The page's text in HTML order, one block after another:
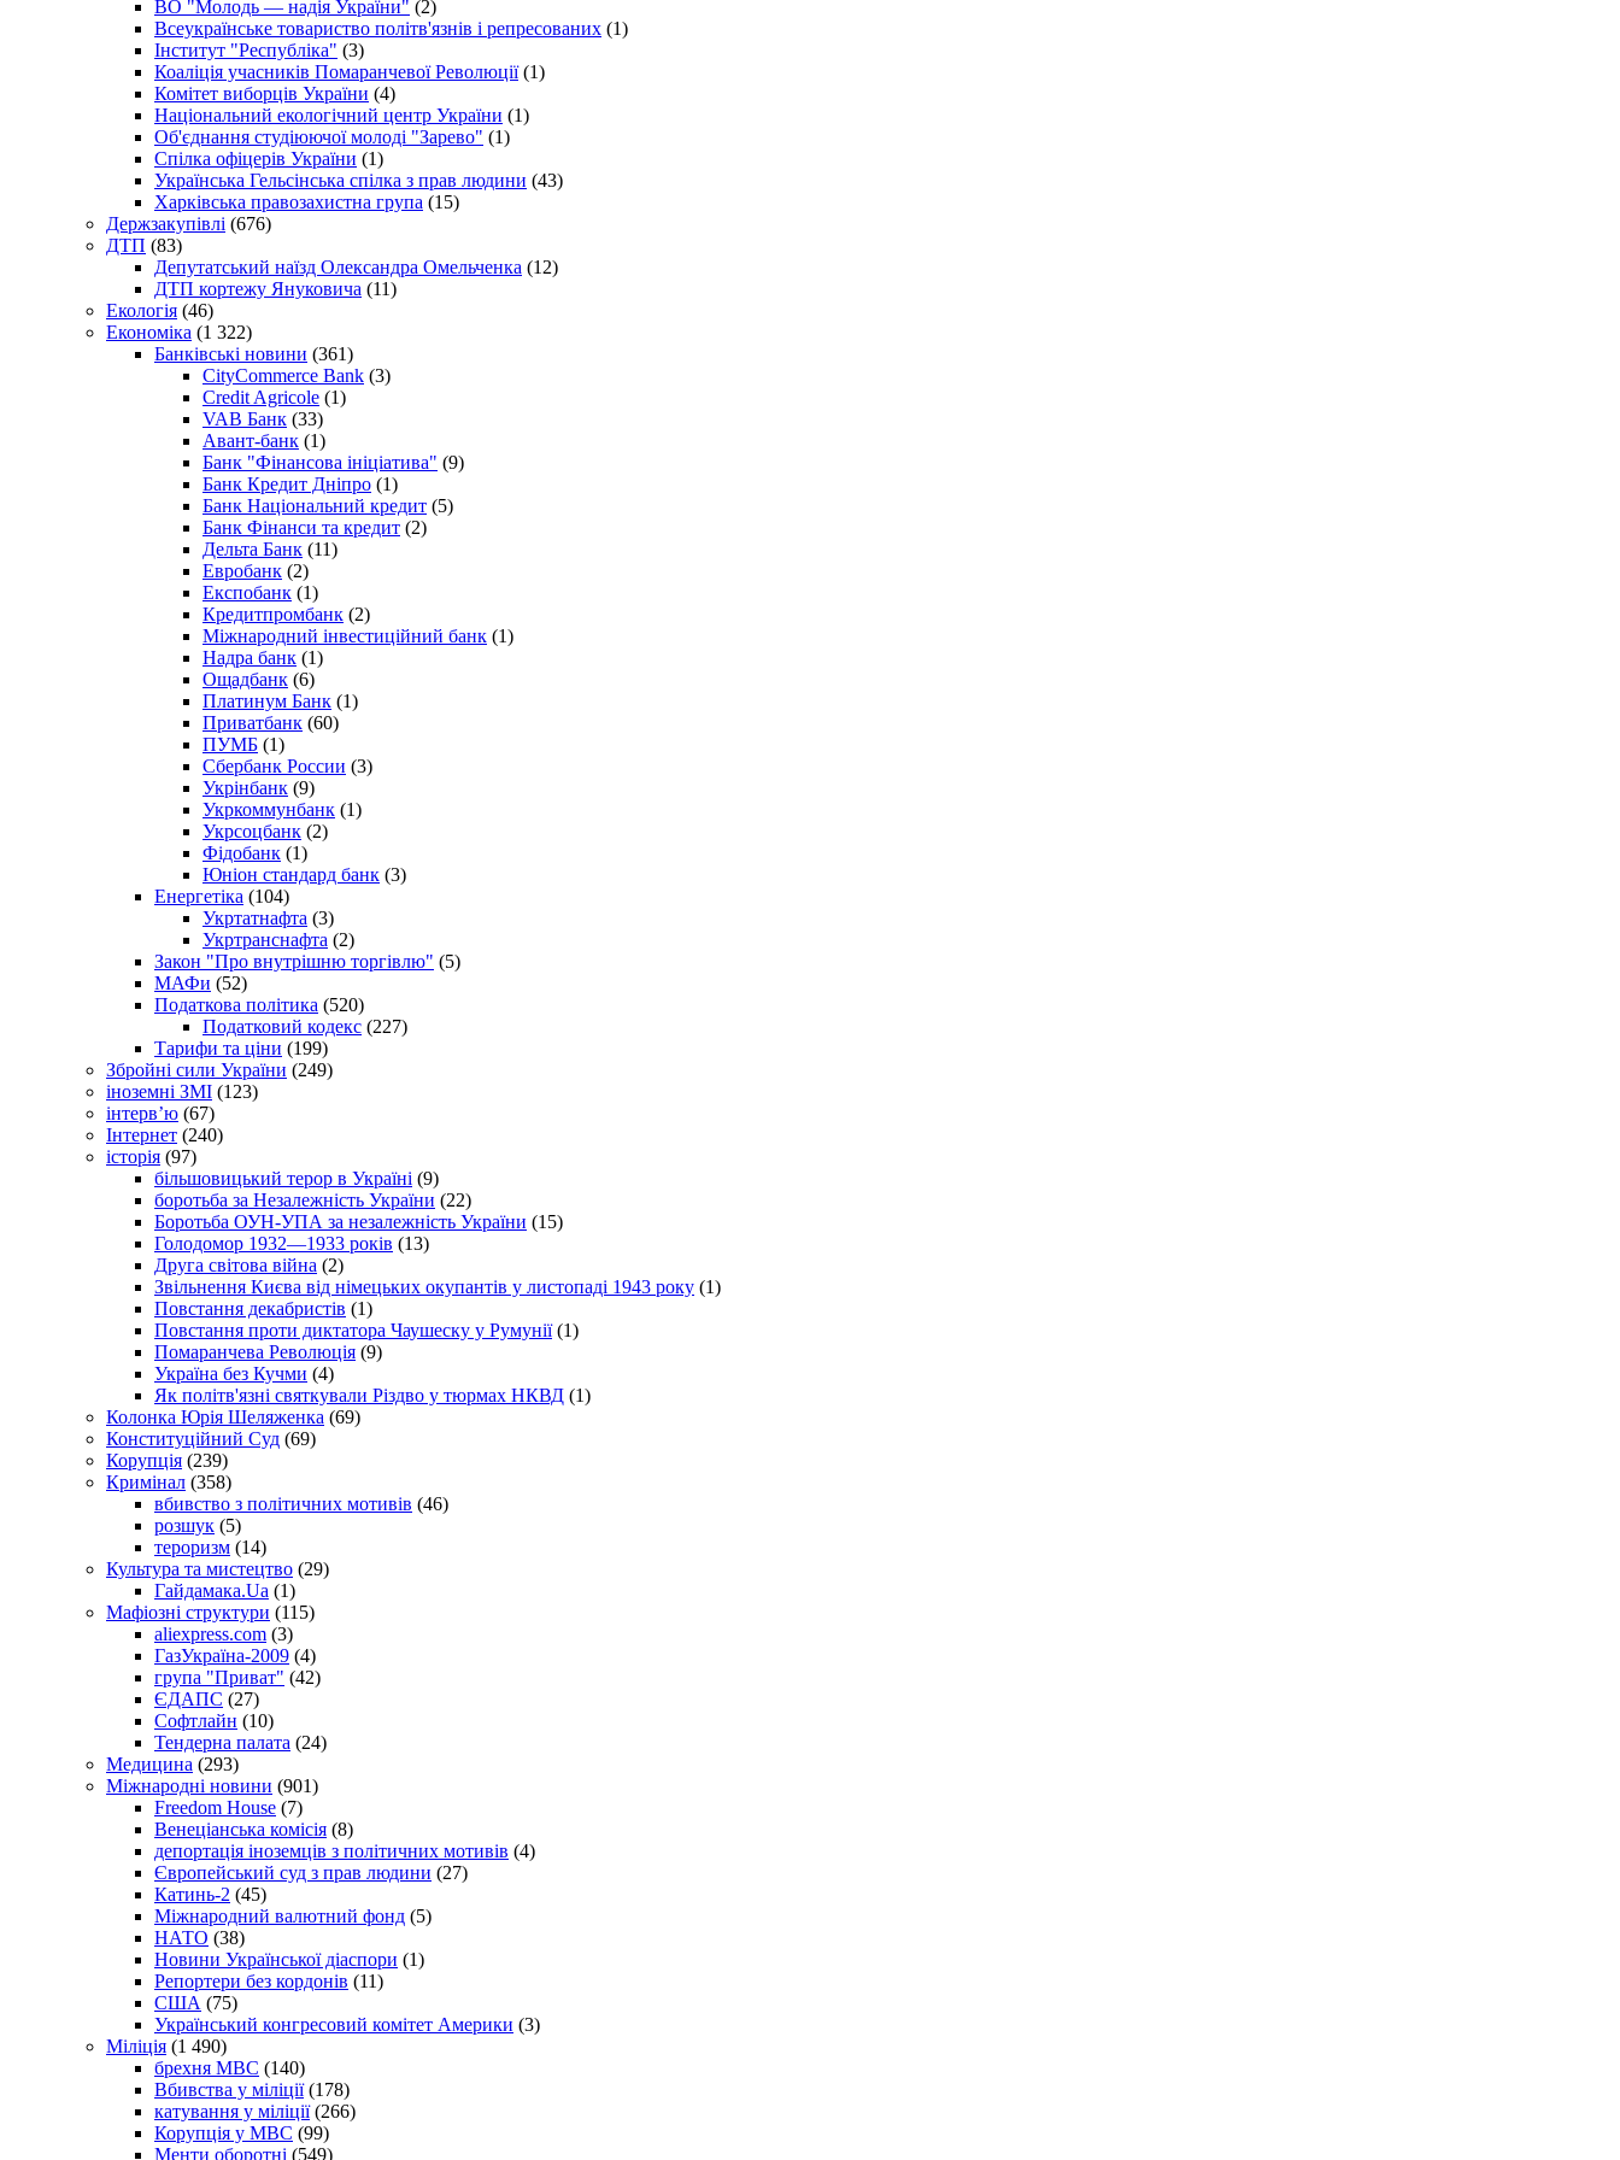
ВО "Молодь — надія України" (2)
Всеукраїнське товариство політв'язнів і репресованих (1)
Інститут "Республіка" (3)
Коаліція учасників Помаранчевої Революції(1)
Комітет виборців України (4)
Національний екологічний центр України (1)
Об'єднання студіюючої молоді "Зарево" (1)
Спілка офіцерів України (1)
Українська Гельсінська спілка з прав людини (43)
Харківська правозахистна група (15)
Держзакупівлі (676)
ДТП (83)
Депутатський наїзд Олександра Омельченка (12)
ДТП кортежу Януковича (11)
Екологія (46)
Економіка (1 322)
Банківські новини (361)
CityCommerce Bank (3)
Credit Agricole (1)
VAB Банк (33)
Авант-банк (1)
Банк "Фінансова ініціатива" (9)
Банк Кредит Дніпро (1)
Банк Національний кредит (5)
Банк Фінанси та кредит (2)
Дельта Банк (11)
Евробанк (2)
Експобанк (1)
Кредитпромбанк (2)
Міжнародний інвестиційний банк (1)
Надра банк (1)
Ощадбанк (6)
Платинум Банк (1)
Приватбанк (60)
ПУМБ (1)
Сбербанк России (3)
Укрінбанк (9)
Укркоммунбанк (1)
Укрсоцбанк (2)
Фідобанк (1)
Юніон стандард банк (3)
Енергетіка (104)
Укртатнафта (3)
Укртранснафта (2)
Закон "Про внутрішню торгівлю" (5)
МАФи (52)
Податкова політика (520)
Податковий кодекс (227)
Тарифи та ціни (199)
Збройні сили України (249)
іноземні ЗМІ (123)
інтерв’ю (67)
Інтернет (240)
історія (97)
більшовицький терор в Україні (9)
боротьба за Незалежність України (22)
Боротьба ОУН-УПА за незалежність України (15)
Голодомор 1932—1933 років (13)
Друга світова війна (2)
Звільнення Києва від німецьких окупантів у листопаді 1943 року (1)
Повстання декабристів (1)
Повстання проти диктатора Чаушеску у Румунії(1)
Помаранчева Революція (9)
Україна без Кучми (4)
Як політв'язні святкували Різдво у тюрмах НКВД (1)
Колонка Юрія Шеляженка (69)
Конституційний Суд (69)
Корупція (239)
Кримінал (358)
вбивство з політичних мотивів (46)
розшук (5)
тероризм (14)
Культура та мистецтво (29)
Гайдамака.Ua (1)
Мафіозні структури (115)
aliexpress.com (3)
ГазУкраїна-2009 (4)
група "Приват" (42)
ЄДАПС (27)
Софтлайн (10)
Тендерна палата (24)
Медицина (293)
Міжнародні новини (901)
Freedom House (7)
Венеціанська комісія (8)
депортація іноземців з політичних мотивів (4)
Європейський суд з прав людини (27)
Катинь-2 (45)
Міжнародний валютний фонд (5)
НАТО (38)
Новини Української діаспори (1)
Репортери без кордонів (11)
США (75)
Український конгресовий комітет Америки (3)
Міліція (1 490)
брехня МВС (140)
Вбивства у міліції(178)
катування у міліції(266)
Корупція у МВС (99)
Менти оборотні (549)